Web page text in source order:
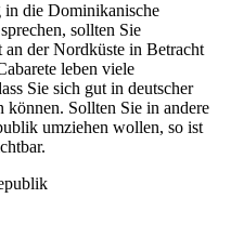
in die Dominikanische
sollten Sie
der Nordküste in Betracht
leben viele
Sie sich gut in deutscher
können. Sollten Sie in andere
umziehen wollen, so ist